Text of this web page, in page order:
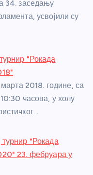
34. заседању
усвојили су
"Рокада
2018. године, са
часова, у холу
"Рокада
23. фебруара у